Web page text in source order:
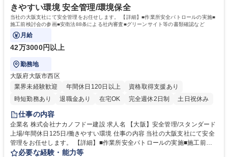
きやすい環境 安全管理/環境保全
当社の大阪支社にて安全管理をお任せします。 【詳細】■作業所安全パトロールの実施■
施工前検討会の参画■安衛法88条による社内審査■グリーンサイト等の書類確認など
月給
42万3000円以上
勤務地
大阪府大阪市西区
業界未経験歓迎
年間休日120日以上
資格取得支援あり
時短勤務あり
退職金あり 在宅OK 完全週休2日制 土日祝休み
仕事の内容
企業名 株式会社ナカノフドー建設 求人名 【大阪】安全管理/スタンダード
上場/年間休日125日/働きやすい環境 仕事の内容 当社の大阪支社にて安全
管理をお任せします。 【詳細】■作業所安全パトロールの実施■施工前検
討会の参画■安衛法88条による社内審査■グリーンサイト等の書類確認な
必要な経験・能力等